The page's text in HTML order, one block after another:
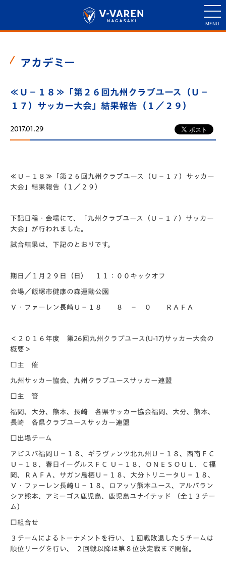
アカデミー
≪Ｕ－１８≫「第２６回九州クラブユース（Ｕ－
１７）サッカー大会」結果報告（１／２９）
2017.01.29
≪Ｕ－１８≫「第２６回九州クラブユース（Ｕ－１７）サッカー
大会」結果報告（１／２９）
下記日程・会場にて、「九州クラブユース（Ｕ－１７）サッカー
大会」が行われました。
試合結果は、下記のとおりです。
期日／１月２９日（日） １１：００キックオフ
会場／飯塚市健康の森運動公園
Ｖ・ファーレン長崎Ｕ－１８ ８ － ０ ＲＡＦＡ
＜２０１６年度 第26回九州クラブユース(U-17)サッカー大会の
概要＞
□主 催
九州サッカー協会、九州クラブユースサッカー連盟
□主 管
福岡、大分、熊本、長崎 各県サッカー協会福岡、大分、熊本、
長崎 各県クラブユースサッカー連盟
□出場チーム
アビスパ福岡Ｕ－１８、ギラヴァンツ北九州Ｕ－１８、西南ＦＣ
Ｕ－１８、春日イーグルスＦＣ Ｕ－１８、ＯＮＥＳＯＵＬ．Ｃ福
岡、ＲＡＦＡ、サガン鳥栖Ｕ－１８、大分トリニータＵ－１８、
Ｖ・ファーレン長崎Ｕ－１８、ロアッソ熊本ユース、アルバラン
シア熊本、アミーゴス鹿児島、鹿児島ユナイテッド （全１３チー
ム）
□組合せ
３チームによるトーナメントを行い、１回戦敗退した５チームは
順位リーグを行い、 ２回戦以降は第８位決定戦まで開催。